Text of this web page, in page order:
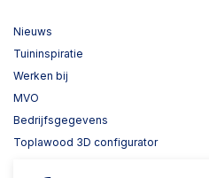
Nieuws
Tuininspiratie
Werken bij
MVO
Bedrijfsgegevens
Toplawood 3D configurator